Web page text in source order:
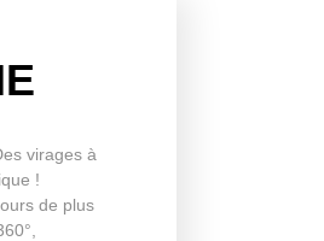
virages à
!
de plus